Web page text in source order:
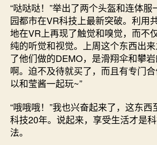
“哒哒哒！”举出了两个头盔和连体服
园都市在VR科技上最新突破。利用
地在VR上再现了触觉和嗅觉，而不
纯的听觉和视觉。上周这个东西出
了他们做的DEMO，是滑翔伞和攀
啊。迫不及待就买了，而且有专门
以和莹酱一起玩~”
“哦哦哦！”我也兴奋起来了，这东
科技20年。说起来，享受生活才是
法。